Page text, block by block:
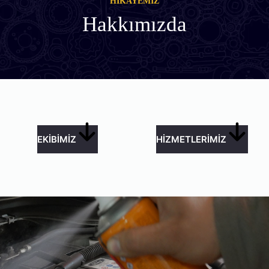
Hakkımızda
EKİBİMİZ HİZMETLERİMİZ